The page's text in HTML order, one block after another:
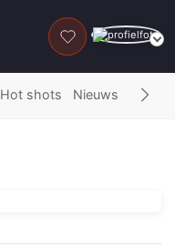
DONEER
Hot shots Nieuws Fails